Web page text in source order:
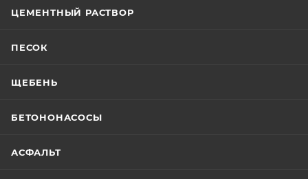
ЦЕМЕНТНЫЙ РАСТВОР
ПЕСОК
ЩЕБЕНЬ
БЕТОНОНАСОСЫ
АСФАЛЬТ